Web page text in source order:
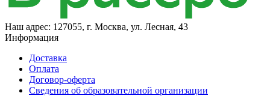
Наш адрес: 127055, г. Москва, ул. Лесная, 43
Информация
Доставка
Оплата
Договор-оферта
Сведения об образовательной организации